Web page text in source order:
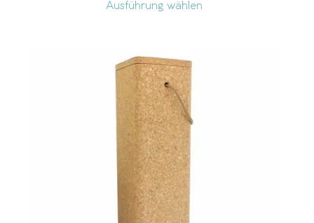
Ausführung wählen